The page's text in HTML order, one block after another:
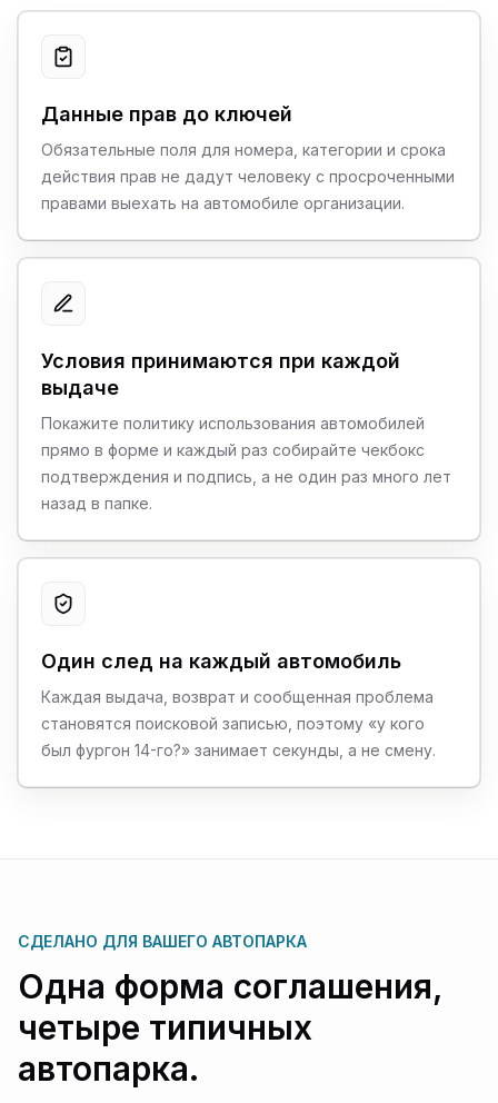
Данные прав до ключей
Обязательные поля для номера, категории и срока
действия прав не дадут человеку с просроченными
правами выехать на автомобиле организации.
Условия принимаются при каждой
выдаче
Покажите политику использования автомобилей
прямо в форме и каждый раз собирайте чекбокс
подтверждения и подпись, а не один раз много лет
назад в папке.
Один след на каждый автомобиль
Каждая выдача, возврат и сообщенная проблема
становятся поисковой записью, поэтому «у кого
был фургон 14-го?» занимает секунды, а не смену.
СДЕЛАНО ДЛЯ ВАШЕГО АВТОПАРКА
Одна форма соглашения,
четыре типичных
автопарка.